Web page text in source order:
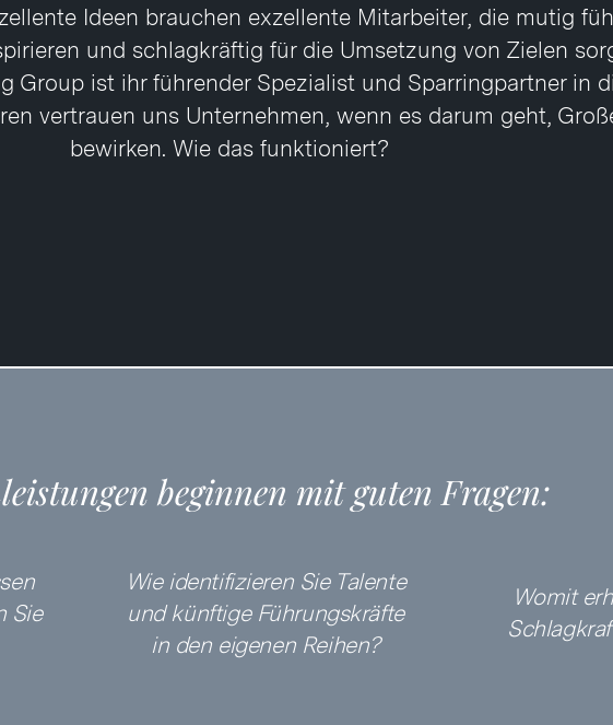
Ideen brauchen exzellente Mitarbeiter, die mutig
und schlagkräftig für die Umsetzung von Zielen
Group ist ihr führender Spezialist und Sparringpartner in
vertrauen uns Unternehmen, wenn es darum geht,
bewirken. Wie das funktioniert?
beginnen mit guten Fragen:
Sie
Wie identifizieren Sie Talente
und künftige Führungskräfte
in den eigenen Reihen?
Womit